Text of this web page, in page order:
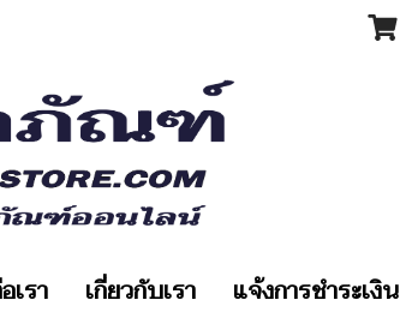
เรา เกี่ยวกับเรา แจ้งการชำระเงิน